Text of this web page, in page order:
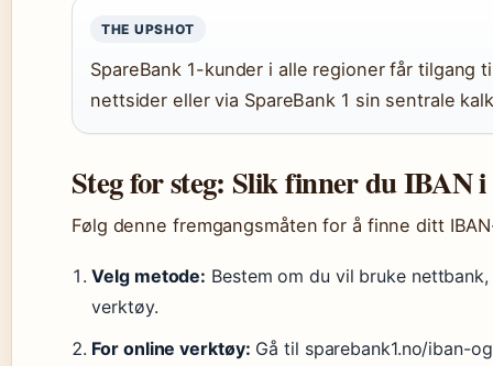
THE UPSHOT
SpareBank 1-kunder i alle regioner får tilgang
nettsider eller via SpareBank 1 sin sentrale
Steg for steg: Slik finner du IBAN
Følg denne fremgangsmåten for å finne ditt
Velg metode: Bestem om du vil bruke
verktøy.
For online verktøy: Gå til sparebank1.no/iban-